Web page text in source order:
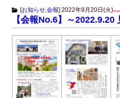
c
e
b
o
o
k
st
o
d
o
n
ail
[お知らせ,会報] 2022年9月20日(火)
【会報No.6】～2022.9.20